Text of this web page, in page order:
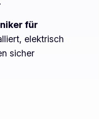
für
elektrisch
sicher